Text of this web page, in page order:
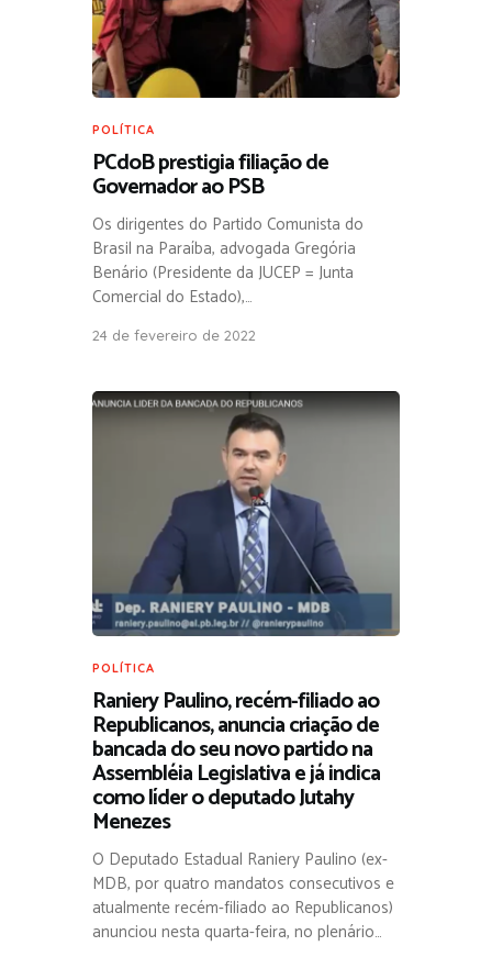
POLÍTICA
PCdoB prestigia filiação de
Governador ao PSB
Os dirigentes do Partido Comunista do
Brasil na Paraíba, advogada Gregória
Benário (Presidente da JUCEP = Junta
Comercial do Estado),…
24 de fevereiro de 2022
POLÍTICA
Raniery Paulino, recém-filiado ao
Republicanos, anuncia criação de
bancada do seu novo partido na
Assembléia Legislativa e já indica
como líder o deputado Jutahy
Menezes
O Deputado Estadual Raniery Paulino (ex-
MDB, por quatro mandatos consecutivos e
atualmente recém-filiado ao Republicanos)
anunciou nesta quarta-feira, no plenário…